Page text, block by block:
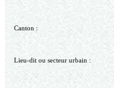
Canton :
Lieu-dit ou secteur urbain :